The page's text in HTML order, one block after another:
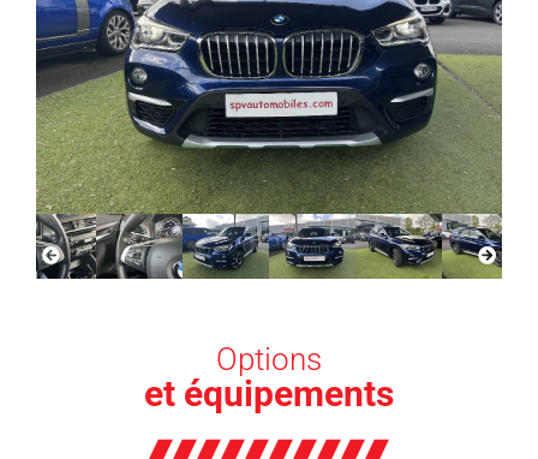
Options
et équipements